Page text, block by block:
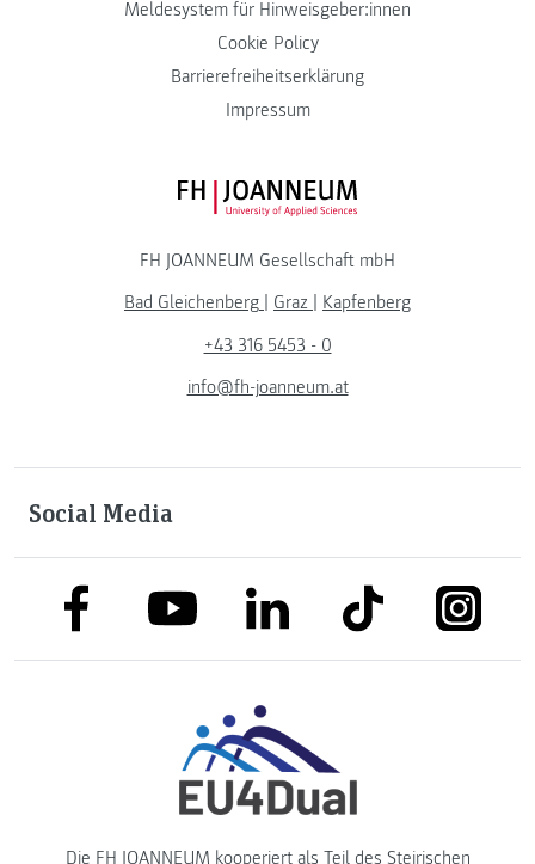
Meldesystem für Hinweisgeber:innen
Cookie Policy
Barrierefreiheitserklärung
Impressum
FH JOANNEUM Logo
FH JOANNEUM Gesellschaft mbH
Bad Gleichenberg
Graz
Kapfenberg
+43 316 5453 - 0
info@fh-joanneum.at
Social Media
link to facebooklink to youtubelink to linkedinlink to tiktok
Die FH JOANNEUM kooperiert als Teil des Steirischen